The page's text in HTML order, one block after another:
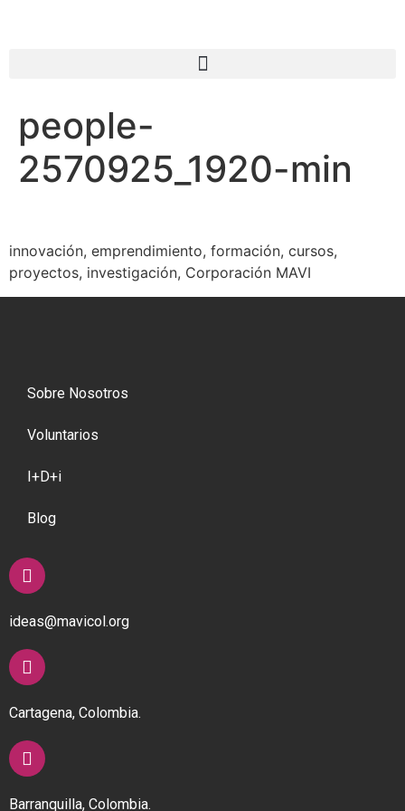
people-
2570925_1920-min
innovación, emprendimiento, formación, cursos,
proyectos, investigación, Corporación MAVI
Sobre Nosotros
Voluntarios
I+D+i
Blog
ideas@mavicol.org
Cartagena, Colombia.
Barranquilla, Colombia.